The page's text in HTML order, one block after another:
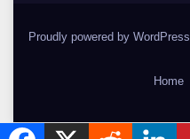
Proudly powered by WordPress
Home